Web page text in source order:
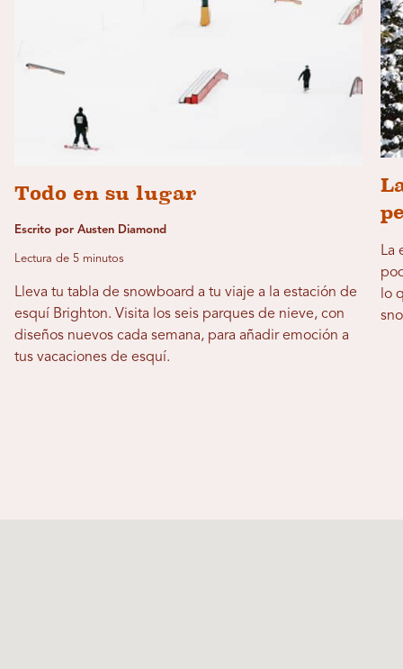
Todo en su lugar
Escrito por Austen Diamond
Lectura de 5 minutos
Lleva tu tabla de snowboard a tu viaje a la estación de
esquí Brighton. Visita los seis parques de nieve, con
diseños nuevos cada semana, para añadir emoción a
tus vacaciones de esquí.
La
lo